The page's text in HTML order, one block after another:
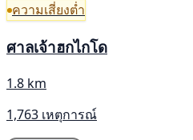
ความเสี่ยงต่ำ
ศาลเจ้าฮกไกโด
1.8 km
1,763 เหตุการณ์